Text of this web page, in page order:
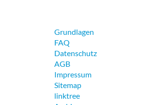
Grundlagen
FAQ
Datenschutz
AGB
Impressum
Sitemap
linktree